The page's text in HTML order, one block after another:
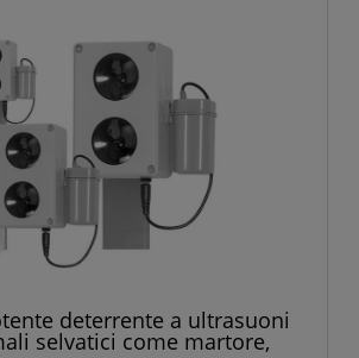
deterrente a ultrasuoni
selvatici come martore,